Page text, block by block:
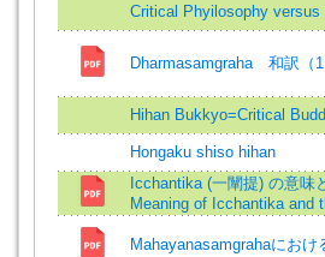
Critical Phyilosophy versus
Dharmasamgraha 和訳（1
Hihan Bukkyo=Critical
Hongaku shiso hihan
Icchantika (一闡提) の意味
Meaning of Icchantika and
Mahayanasamgrahaにおけ